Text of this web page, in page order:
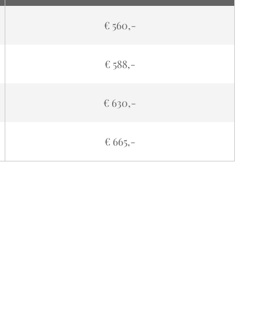
€ 560,-
€ 588,-
€ 630,-
€ 665,-